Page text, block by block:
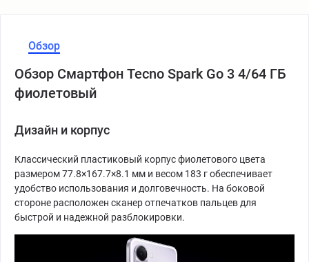
Обзор
Обзор Смартфон Tecno Spark Go 3 4/64 ГБ
фиолетовый
Дизайн и корпус
Классический пластиковый корпус фиолетового цвета
размером 77.8×167.7×8.1 мм и весом 183 г обеспечивает
удобство использования и долговечность. На боковой
стороне расположен сканер отпечатков пальцев для
быстрой и надежной разблокировки.